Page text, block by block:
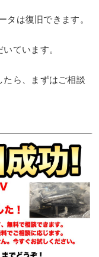
は復旧できます。
ています。
たら、まずはご相談